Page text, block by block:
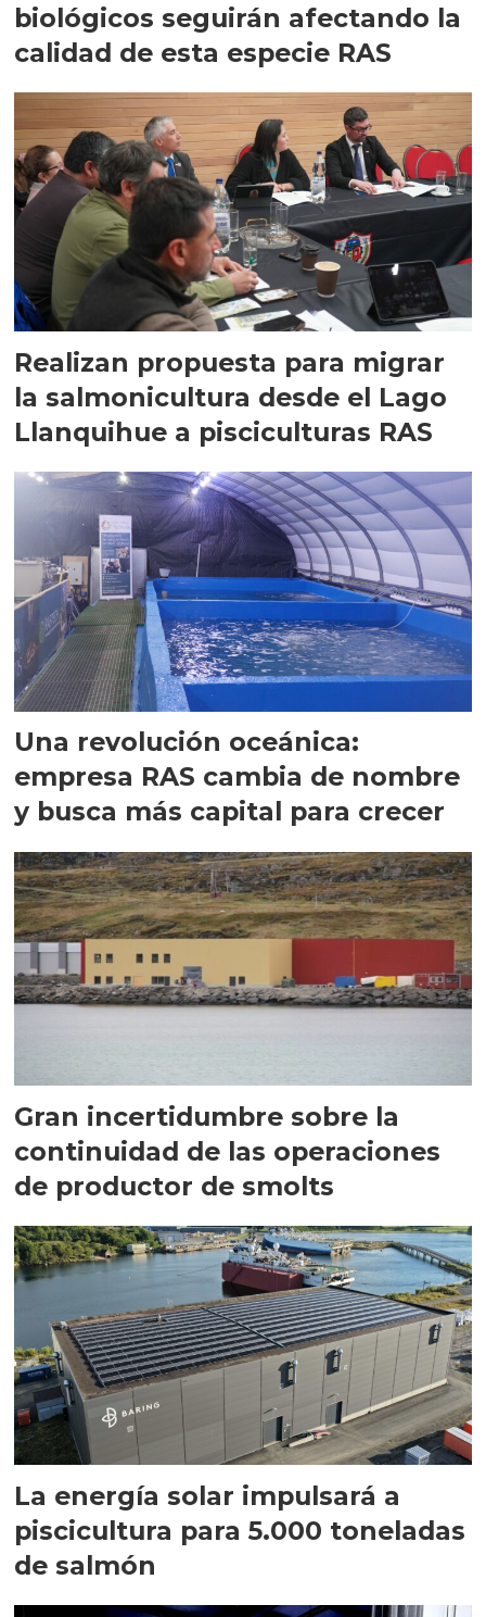
biológicos seguirán afectando la
calidad de esta especie RAS
Realizan propuesta para migrar
la salmonicultura desde el Lago
Llanquihue a pisciculturas RAS
Una revolución oceánica:
empresa RAS cambia de nombre
y busca más capital para crecer
Gran incertidumbre sobre la
continuidad de las operaciones
de productor de smolts
La energía solar impulsará a
piscicultura para 5.000 toneladas
de salmón